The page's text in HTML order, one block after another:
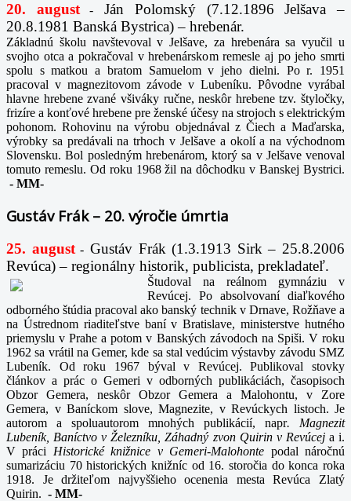
20. august-
Ján Polomský (7.12.1896 Jelšava –
20.8.1981 Banská Bystrica) – hrebenár.
Základnú školu navštevoval v Jelšave, za hrebenára sa vyučil u
svojho otca a pokračoval v hrebenárskom remesle aj po jeho smrti
spolu s matkou a bratom Samuelom v jeho dielni. Po r. 1951
pracoval v magnezitovom závode v Lubeníku. Pôvodne vyrábal
hlavne hrebene zvané všiváky ručne, neskôr hrebene tzv. štyločky,
frizíre a konťové hrebene pre ženské účesy na strojoch s elektrickým
pohonom. Rohovinu na výrobu objednával z Čiech a Maďarska,
výrobky sa predávali na trhoch v Jelšave a okolí a na východnom
Slovensku. Bol posledným hrebenárom, ktorý sa v Jelšave venoval
tomuto remeslu. Od roku 1968 žil na dôchodku v Banskej Bystrici.
- MM-
Gustáv Frák – 20. výročie úmrtia
25. august- Gustáv Frák (1.3.1913 Sirk – 25.8.2006
Revúca) – regionálny historik, publicista, prekladateľ.
Študoval na reálnom gymnáziu v
Revúcej. Po absolvovaní diaľkového
odborného štúdia pracoval ako banský technik v Drnave, Rožňave a
na Ústrednom riaditeľstve baní v Bratislave, ministerstve hutného
priemyslu v Prahe a potom v Banských závodoch na Spiši. V roku
1962 sa vrátil na Gemer, kde sa stal vedúcim výstavby závodu SMZ
Lubeník. Od roku 1967 býval v Revúcej. Publikoval stovky
článkov a prác o Gemeri v odborných publikáciách, časopisoch
Obzor Gemera, neskôr Obzor Gemera a Malohontu, v Zore
Gemera, v Baníckom slove, Magnezite, v Revúckych listoch. Je
autorom a spoluautorom mnohých publikácií, napr. Magnezit
Lubeník, Baníctvo v Železníku, Záhadný zvon Quirin v Revúcej a i.
V práci Historické knižnice v Gemeri-Malohonte podal náročnú
sumarizáciu 70 historických knižníc od 16. storočia do konca roka
1918. Je držiteľom najvyššieho ocenenia mesta Revúca Zlatý
Quirin. - MM-